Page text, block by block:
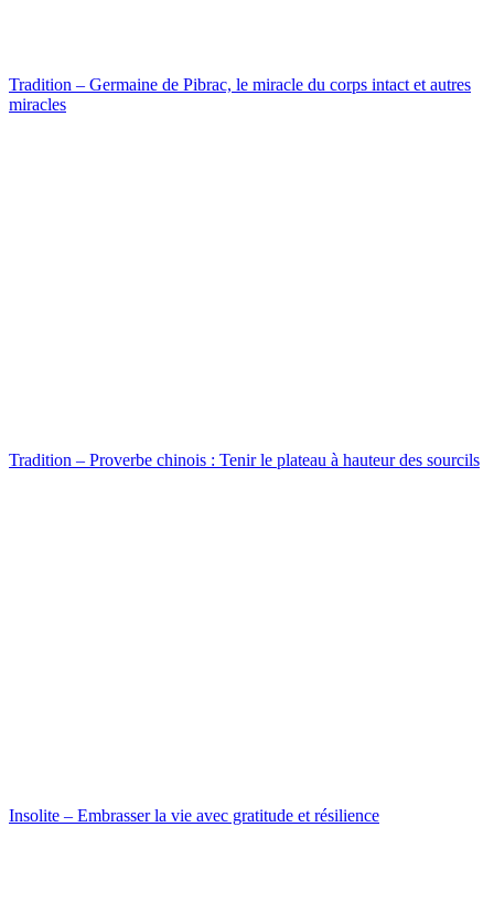
Tradition – Germaine de Pibrac, le miracle du corps intact et autres
miracles
Tradition – Proverbe chinois : Tenir le plateau à hauteur des sourcils
Insolite – Embrasser la vie avec gratitude et résilience